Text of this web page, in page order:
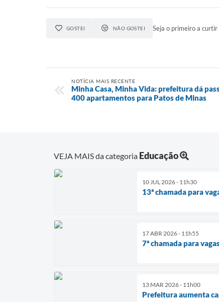
GOSTEI NÃO GOSTEI Seja o primeiro a
NOTÍCIA MAIS RECENTE
Minha Casa, Minha Vida: prefeitura dá
400 apartamentos para Patos de Minas
VEJA MAIS da categoria Educação
10 JUL 2026 - 11h30
13ª chamada para
17 ABR 2026 - 11h55
7ª chamada para
13 MAR 2026 - 11h00
Prefeitura aumenta